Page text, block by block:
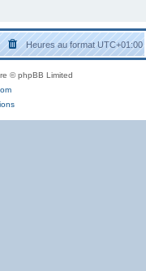
Heures au formatUTC+01:00
© phpBB Limited